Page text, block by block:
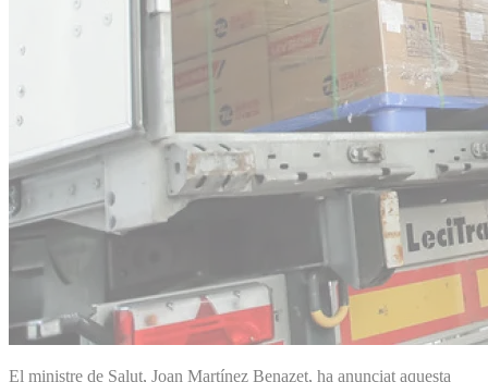
El ministre de Salut, Joan Martínez Benazet, ha anunciat aquesta